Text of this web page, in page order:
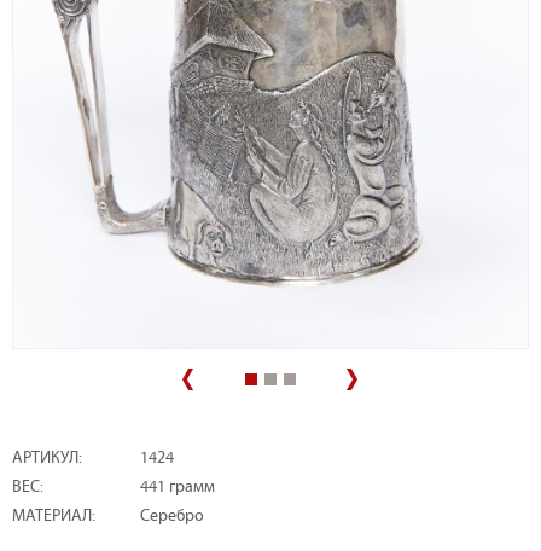
АРТИКУЛ:
1424
ВЕС:
441 грамм
МАТЕРИАЛ:
Серебро